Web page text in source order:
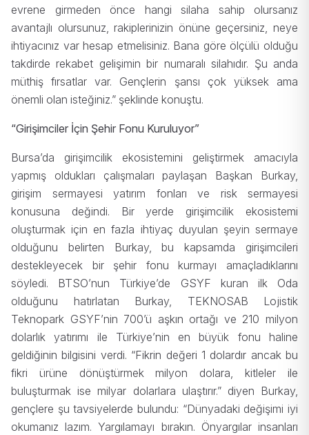
evrene girmeden önce hangi silaha sahip olursanız
avantajlı olursunuz, rakiplerinizin önüne geçersiniz, neye
ihtiyacınız var hesap etmelisiniz. Bana göre ölçülü olduğu
takdirde rekabet gelişimin bir numaralı silahıdır. Şu anda
müthiş fırsatlar var. Gençlerin şansı çok yüksek ama
önemli olan isteğiniz.” şeklinde konuştu.
“Girişimciler İçin Şehir Fonu Kuruluyor”
Bursa’da girişimcilik ekosistemini geliştirmek amacıyla
yapmış oldukları çalışmaları paylaşan Başkan Burkay,
girişim sermayesi yatırım fonları ve risk sermayesi
konusuna değindi. Bir yerde girişimcilik ekosistemi
oluşturmak için en fazla ihtiyaç duyulan şeyin sermaye
olduğunu belirten Burkay, bu kapsamda girişimcileri
destekleyecek bir şehir fonu kurmayı amaçladıklarını
söyledi. BTSO’nun Türkiye’de GSYF kuran ilk Oda
olduğunu hatırlatan Burkay, TEKNOSAB Lojistik
Teknopark GSYF’nin 700’ü aşkın ortağı ve 210 milyon
dolarlık yatırımı ile Türkiye’nin en büyük fonu haline
geldiğinin bilgisini verdi. “Fikrin değeri 1 dolardır ancak bu
fikri ürüne dönüştürmek milyon dolara, kitleler ile
buluşturmak ise milyar dolarlara ulaştırır.” diyen Burkay,
gençlere şu tavsiyelerde bulundu: “Dünyadaki değişimi iyi
okumanız lazım. Yargılamayı bırakın. Önyargılar insanları